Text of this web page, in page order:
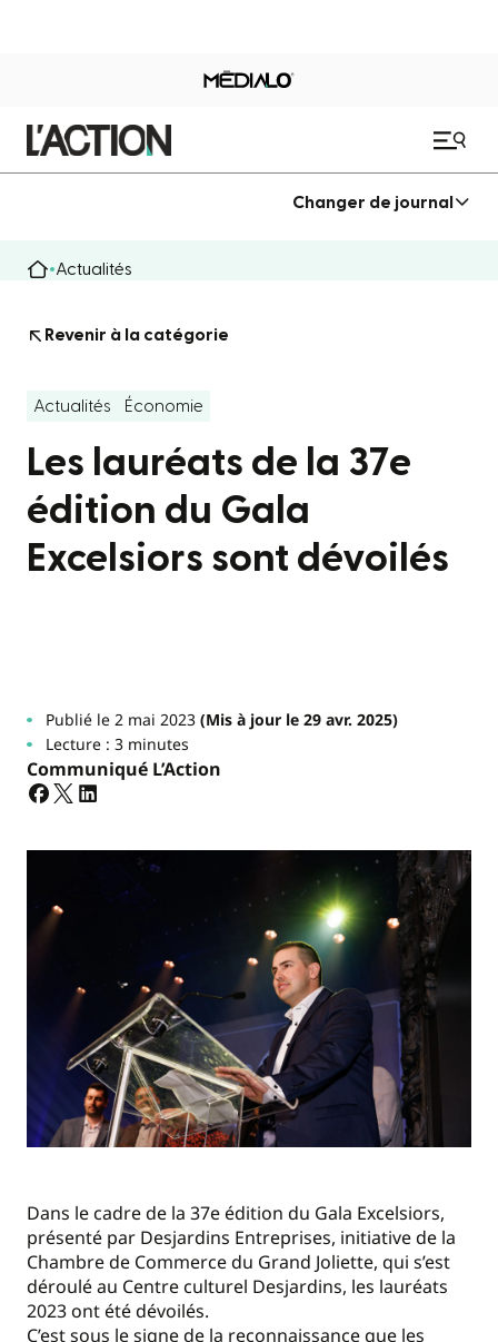
Changer de journal
Actualités
Revenir à la catégorie
Actualités Économie
Les lauréats de la 37e
édition du Gala
Excelsiors sont dévoilés
Publié le 2 mai 2023(Mis à jour le 29 avr. 2025)
Lecture : 3 minutes
Communiqué L’Action
Dans le cadre de la 37e édition du Gala Excelsiors,
présenté par Desjardins Entreprises, initiative de la
Chambre de Commerce du Grand Joliette, qui s’est
déroulé au Centre culturel Desjardins, les lauréats
2023 ont été dévoilés.
C’est sous le signe de la reconnaissance que les